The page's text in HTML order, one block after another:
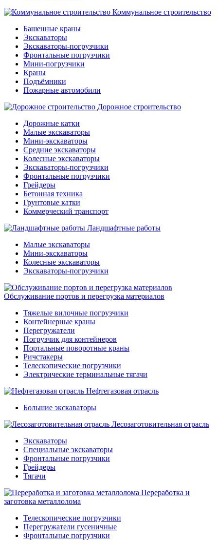
Коммунальное строительство
Башенные краны
Экскаваторы
Экскаваторы-погрузчики
Фронтальные погрузчики
Мини-погрузчики
Краны
Подъёмники
Пожарные автомобили
Дорожное строительство
Дорожные катки
Малые экскаваторы
Мини-экскаваторы
Средние экскаваторы
Колесные экскаваторы
Экскаваторы-погрузчики
Фронтальные погрузчики
Грейдеры
Бетонная техника
Грунтовые катки
Коммерческий транспорт
Ландшафтные работы
Малые экскаваторы
Мини-экскаваторы
Колесные экскаваторы
Экскаваторы-погрузчики
Обслуживание портов и перегрузка материалов
Тяжелые вилочные погрузчики
Контейнерные краны
Перегружатели
Погрузчик для контейнеров
Портальные поворотные краны
Ричстакеры
Телескопические погрузчики
Электрические терминальные тягачи
Нефтегазовая отрасль
Большие экскаваторы
Лесозаготовительная отрасль
Экскаваторы
Специальные экскаваторы
Фронтальные погрузчики
Грейдеры
Тягачи
Переработка и
заготовка металлолома
Телескопические погрузчики
Перегружатели гусеничные
Фронтальные погрузчики